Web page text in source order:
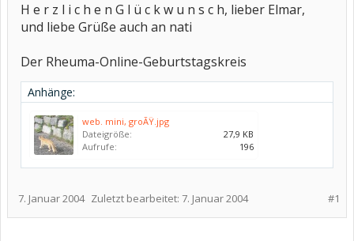
H e r z l i c h e n G l ü c k w u n s c h, lieber Elmar,
und liebe Grüße auch an nati
Der Rheuma-Online-Geburtstagskreis
Anhänge:
web. mini, groÃŸ.jpg
Dateigröße:
27,9 KB
Aufrufe:
196
#1
7. Januar 2004 Zuletzt bearbeitet: 7. Januar 2004